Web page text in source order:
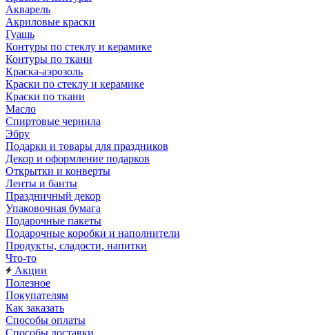
Акварель
Акриловые краски
Гуашь
Контуры по стеклу и керамике
Контуры по ткани
Краска-аэрозоль
Краски по стеклу и керамике
Краски по ткани
Масло
Спиртовые чернила
Эбру
Подарки и товары для праздников
Декор и оформление подарков
Открытки и конверты
Ленты и банты
Праздничный декор
Упаковочная бумага
Подарочные пакеты
Подарочные коробки и наполнители
Продукты, сладости, напитки
Что-то
Акции
Полезное
Покупателям
Как заказать
Способы оплаты
Способы доставки